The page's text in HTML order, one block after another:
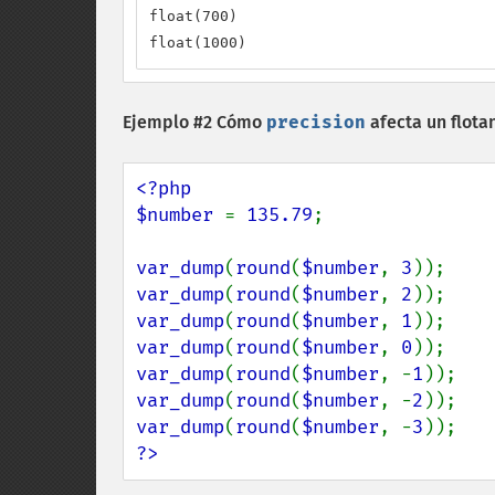
float(700)
float(1000)
Ejemplo #2 Cómo precision afecta un
<?php
$number = 135.79;
var_dump(round($number, 3
var_dump(round($number, 2
var_dump(round($number, 1
var_dump(round($number, 0
var_dump(round($number, -1
var_dump(round($number, -2
var_dump(round($number, -3
?>